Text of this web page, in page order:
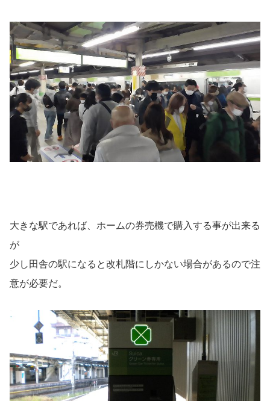
大きな駅であれば、ホームの券売機で購入する事が出来る
が
少し田舎の駅になると改札階にしかない場合があるので注
意が必要だ。